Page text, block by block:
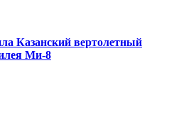
Казанский вертолетный
Ми-8